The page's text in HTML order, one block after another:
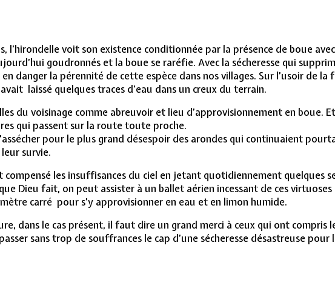
l’hirondelle voit son existence conditionnée par la présence de boue
goudronnés et la boue se raréfie. Avec la sécheresse qui
danger la pérennité de cette espèce dans nos villages. Sur l’usoir de la
laissé quelques traces d’eau dans un creux du terrain.
du voisinage comme abreuvoir et lieu d’approvisionnement en boue.
qui passent sur la route toute proche.
pour le plus grand désespoir des arondes qui continuaient
survie.
les insuffisances du ciel en jetant quotidiennement quelques
Dieu fait, on peut assister à un ballet aérien incessant de ces virtuoses
carré pour s’y approvisionner en eau et en limon humide.
dans le cas présent, il faut dire un grand merci à ceux qui ont
sans trop de souffrances le cap d’une sécheresse désastreuse pour